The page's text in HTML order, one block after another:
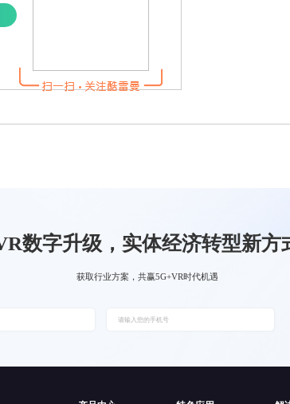
数字升级，实体经济转型新方
获取行业方案，共赢5G+VR时代机遇